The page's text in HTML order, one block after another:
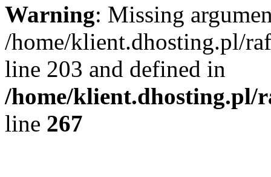
Warning: Missing
/home/klient.dhosting.pl/
line 203 and defined in
/home/klient.dhosting.pl/
line 267